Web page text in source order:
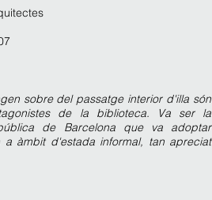
sobre del passatge interior d'illa són
de la biblioteca. Va ser la
de Barcelona que va adoptar
a àmbit d'estada informal, tan apreciat